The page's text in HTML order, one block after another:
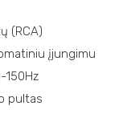
(RCA)
įjungimu
150Hz
pultas